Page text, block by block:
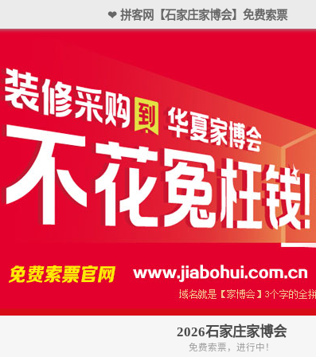
❤ 拼客网【石家庄家博会】免费索票
2026石家庄家博会
免费索票，进行中！